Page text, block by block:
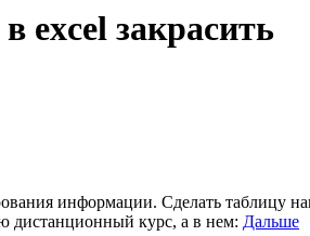
excel закрасить
информации. Сделать таблицу
дистанционный курс, а в нем: Дальше